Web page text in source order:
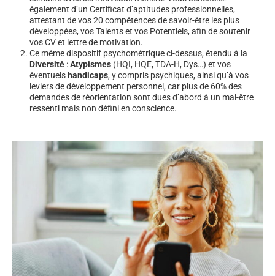
également d’un Certificat d’aptitudes professionnelles,
attestant de vos 20 compétences de savoir-être les plus
développées, vos Talents et vos Potentiels, afin de soutenir
vos CV et lettre de motivation.
Ce même dispositif psychométrique ci-dessus, étendu à la
Diversité :Atypismes (HQI, HQE, TDA-H, Dys…) et vos
éventuels handicaps, y compris psychiques, ainsi qu’à vos
leviers de développement personnel, car plus de 60% des
demandes de réorientation sont dues d’abord à un mal-être
ressenti mais non défini en conscience.